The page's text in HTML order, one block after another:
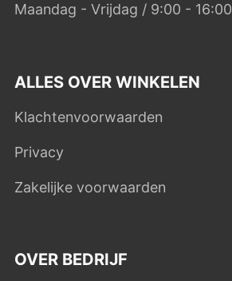
Maandag - Vrijdag / 9:00 - 16:00
ALLES OVER WINKELEN
Klachtenvoorwaarden
Privacy
Zakelijke voorwaarden
OVER BEDRIJF